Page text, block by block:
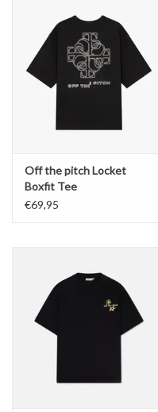
Off the pitch Locket
Boxfit Tee
€69,95